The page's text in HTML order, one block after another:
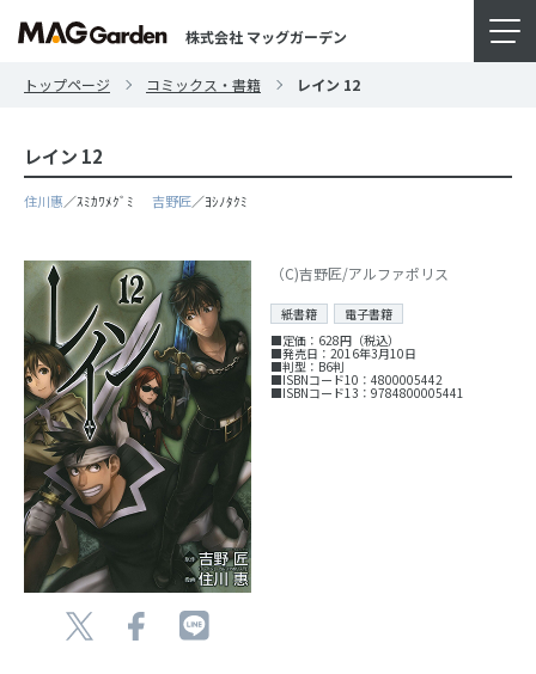
株式会社 マッグガーデン
トップページ コミックス・書籍 レイン 12
レイン 12
住川惠／ｽﾐｶﾜﾒｸﾞﾐ 吉野匠／ﾖｼﾉﾀｸﾐ
（C)吉野匠/アルファポリス
紙書籍
電子書籍
■定価：628円（税込）
■発売日：2016年3月10日
■判型：B6判
■ISBNコード10：4800005442
■ISBNコード13：9784800005441